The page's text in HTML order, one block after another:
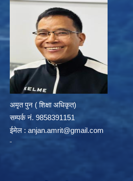
अमृत पुन ( शिक्षा अधिकृत)
सम्पर्क न‌ं. 9858391151
ईमेल : anjan.amrit@gmail.com